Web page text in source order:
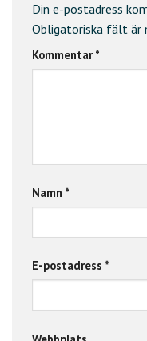
Din e-postadress
Obligatoriska fält är
Kommentar*
Namn *
E-postadress *